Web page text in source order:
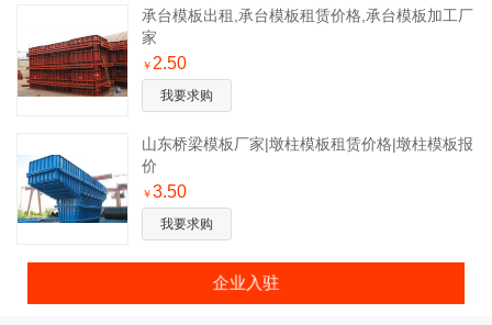
承台模板出租,承台模板租赁价格,承台模板加工厂
家
￥ 2.50
我要求购
​山东桥梁模板厂家|墩柱模板租赁价格|墩柱模板报
价
￥3.50
我要求购
企业入驻